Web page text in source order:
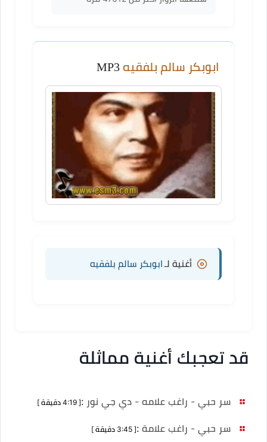
ابوبكر سالم بلفقيه
أغنية لـ ابوبكر سالم بلفقيه
قد تعجبك أغنية مماثلة
سر حبي - راغب علامه - دي جي نور :[ 4:19 دقيقة ]
سر حبي - راغب علامة :[ 3:45 دقيقة ]